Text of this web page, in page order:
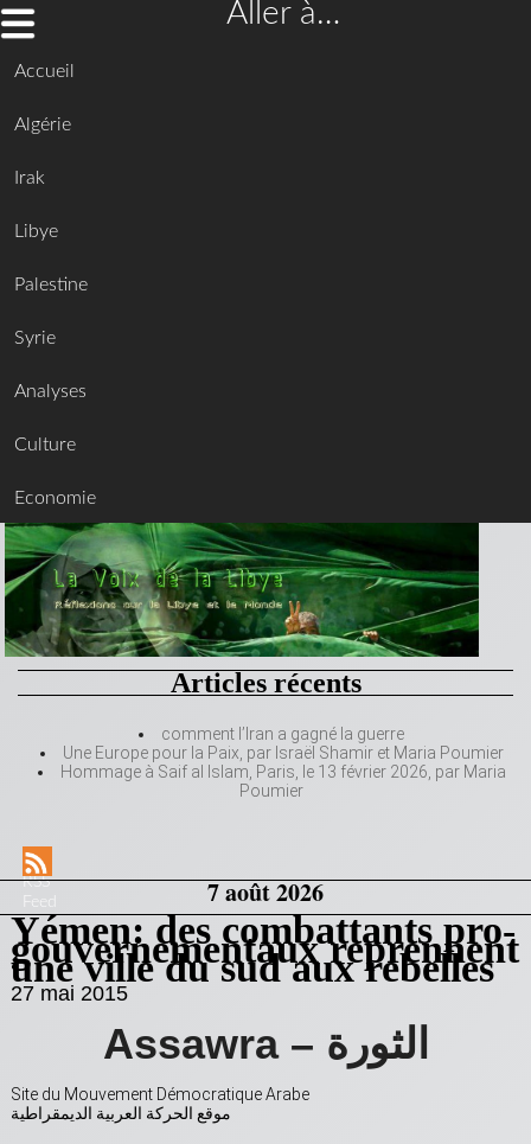
Aller à…
Accueil
Algérie
Irak
Libye
Palestine
Syrie
Analyses
Culture
Economie
Articles récents
comment l’Iran a gagné la guerre
Une Europe pour la Paix, par Israël Shamir et Maria Poumier
Hommage à Saif al Islam, Paris, le 13 février 2026, par Maria
Poumier
RSS
Feed
7 août 2026
Yémen: des combattants pro-
gouvernementaux reprennent
une ville du sud aux rebelles
27 mai 2015
Assawra – الثورة
Site du Mouvement Démocratique Arabe
موقع الحركة العربية الديمقراطية